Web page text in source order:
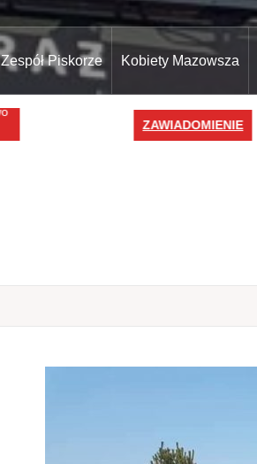
Zespół Piskorze Kobiety Mazowsza
ZAWIADOMIENIE